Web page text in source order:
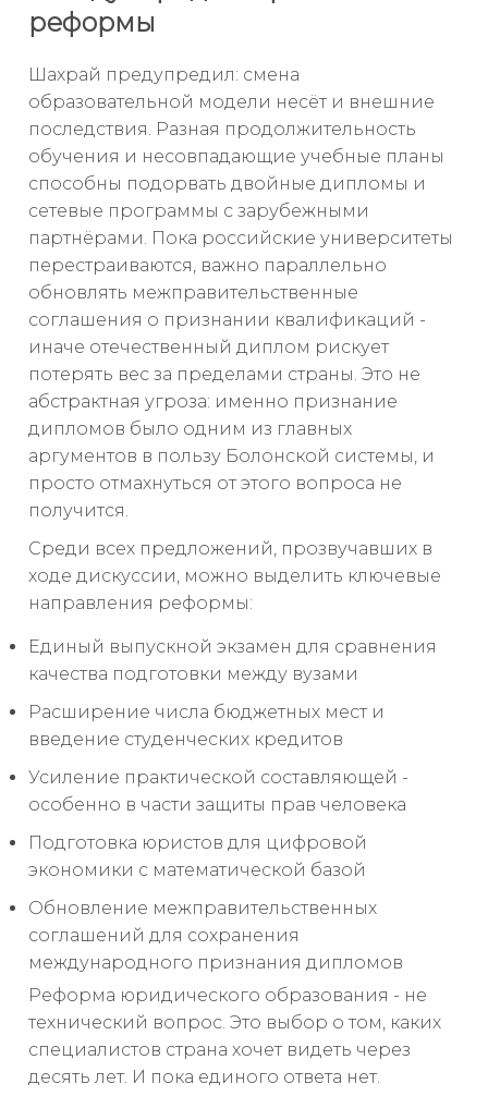
реформы
Шахрай предупредил: смена
образовательной модели несёт и внешние
последствия. Разная продолжительность
обучения и несовпадающие учебные планы
способны подорвать двойные дипломы и
сетевые программы с зарубежными
партнёрами. Пока российские университеты
перестраиваются, важно параллельно
обновлять межправительственные
соглашения о признании квалификаций -
иначе отечественный диплом рискует
потерять вес за пределами страны. Это не
абстрактная угроза: именно признание
дипломов было одним из главных
аргументов в пользу Болонской системы, и
просто отмахнуться от этого вопроса не
получится.
Среди всех предложений, прозвучавших в
ходе дискуссии, можно выделить ключевые
направления реформы:
Единый выпускной экзамен для сравнения
качества подготовки между вузами
Расширение числа бюджетных мест и
введение студенческих кредитов
Усиление практической составляющей -
особенно в части защиты прав человека
Подготовка юристов для цифровой
экономики с математической базой
Обновление межправительственных
соглашений для сохранения
международного признания дипломов
Реформа юридического образования - не
технический вопрос. Это выбор о том, каких
специалистов страна хочет видеть через
десять лет. И пока единого ответа нет.